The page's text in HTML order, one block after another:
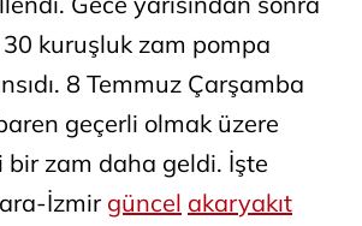
kuruşluk zam pompa
8 Temmuz Çarşamba
geçerli olmak üzere
bir zam daha geldi. İşte
İzmir güncel akaryakıt